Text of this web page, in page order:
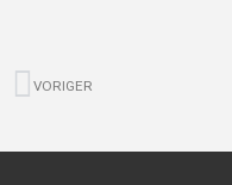
Zurück
VORIGER